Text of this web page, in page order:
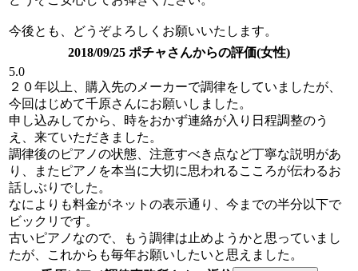
今後とも、どうぞよろしくお願いいたします。
2018/09/25 ポチャさんからの評価(女性)
5.0
２０年以上、購入先のメーカーで調律をしていましたが、
今回はじめて千原さんにお願いしました。
申し込みしてから、時をおかず連絡が入り日程調整のう
え、来ていただきました。
調律後のピアノの状態、注意すべき点など丁寧な説明があ
り、またピアノを本当に大切に思われるこころが伝わるお
話しぶりでした。
なによりも料金がネットの表示通り、今までの半分以下で
ビックリです。
古いピアノなので、もう調律は止めようかと思っていまし
たが、これからも毎年お願いしたいと思えました。